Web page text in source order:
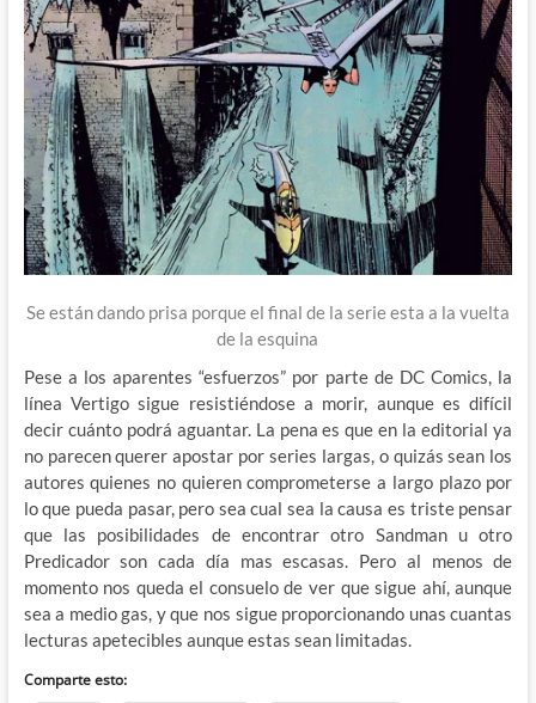
Se están dando prisa porque el final de la serie esta a la vuelta
de la esquina
Pese a los aparentes “esfuerzos” por parte de DC Comics, la
línea Vertigo sigue resistiéndose a morir, aunque es difícil
decir cuánto podrá aguantar. La pena es que en la editorial ya
no parecen querer apostar por series largas, o quizás sean los
autores quienes no quieren comprometerse a largo plazo por
lo que pueda pasar, pero sea cual sea la causa es triste pensar
que las posibilidades de encontrar otro Sandman u otro
Predicador son cada día mas escasas. Pero al menos de
momento nos queda el consuelo de ver que sigue ahí, aunque
sea a medio gas, y que nos sigue proporcionando unas cuantas
lecturas apetecibles aunque estas sean limitadas.
Comparte esto: